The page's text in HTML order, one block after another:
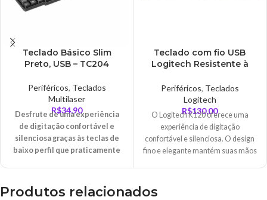
Teclado Básico Slim
Preto, USB – TC204
Periféricos, Teclados
Multilaser
R$34,90
Desfrute de uma experiência
de digitação confortável e
silenciosa graças às teclas de
baixo perfil que praticamente
ABNT2, teclas F e teclado
numérico.
Teclado com fio USB
Logitech Resistente à
ABNT2 – K120
Periféricos, Teclados
Logitech
R$130,00
O Logitech K120 oferece uma
experiência de digitação
confortável e silenciosa. O design
fino e elegante mantém suas mãos
Produtos relacionados